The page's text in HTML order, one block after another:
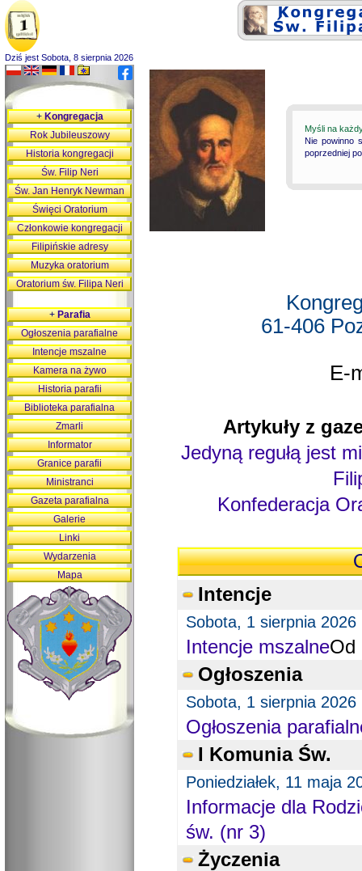
Dziś jest Sobota, 8 sierpnia 2026
Myśli na
Nie powinno
poprzedniej
61-406
E-
Artykuły z
Jedyną regułą jest
Konfederacja
Intencje
Sobota, 1 sierpnia 2026
Intencje mszalneOd
Ogłoszenia
Sobota, 1 sierpnia 2026
Ogłoszenia
I Komunia Św.
Poniedziałek, 11 maja
Informacje dla
św. (nr 3)
Życzenia
+Kongregacja
Rok Jubileuszowy
Historia kongregacji
Św. Filip Neri
Św. Jan Henryk Newman
Święci Oratorium
Członkowie kongregacji
Filipińskie adresy
Muzyka oratorium
Oratorium św. Filipa Neri
+Parafia
Ogłoszenia parafialne
Intencje mszalne
Kamera na żywo
Historia parafii
Biblioteka parafialna
Zmarli
Informator
Granice parafii
Ministranci
Gazeta parafialna
Galerie
Linki
Wydarzenia
Mapa